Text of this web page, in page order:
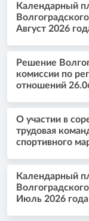
Календарный
Август 2026
Решение
комиссии по
отношений
О участии в
трудовая
спортивного
Календарный
Июль 2026 года